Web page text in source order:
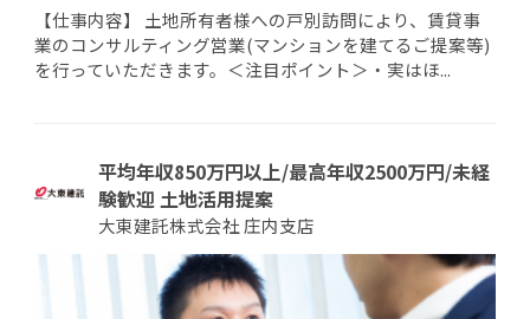
【仕事内容】 土地所有者様への戸別訪問により、賃貸事
業のコンサルティング営業(マンションを建てるご提案等)
を行っていただきます。＜注目ポイント＞・実はほ...
平均年収850万円以上/最高年収2500万円/未経
験歓迎 土地活用提案
大東建託株式会社 庄内支店